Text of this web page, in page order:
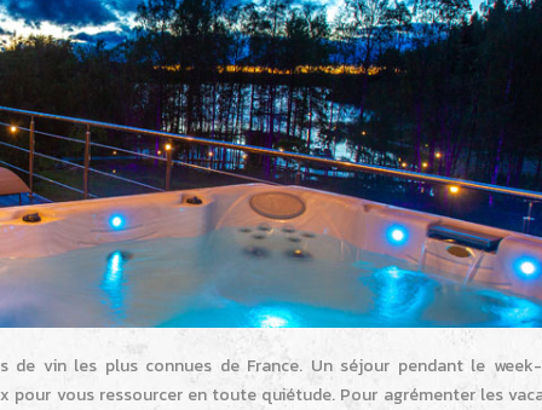
de vin les plus connues de France. Un séjour pendant le
pour vous ressourcer en toute quiétude. Pour agrémenter les